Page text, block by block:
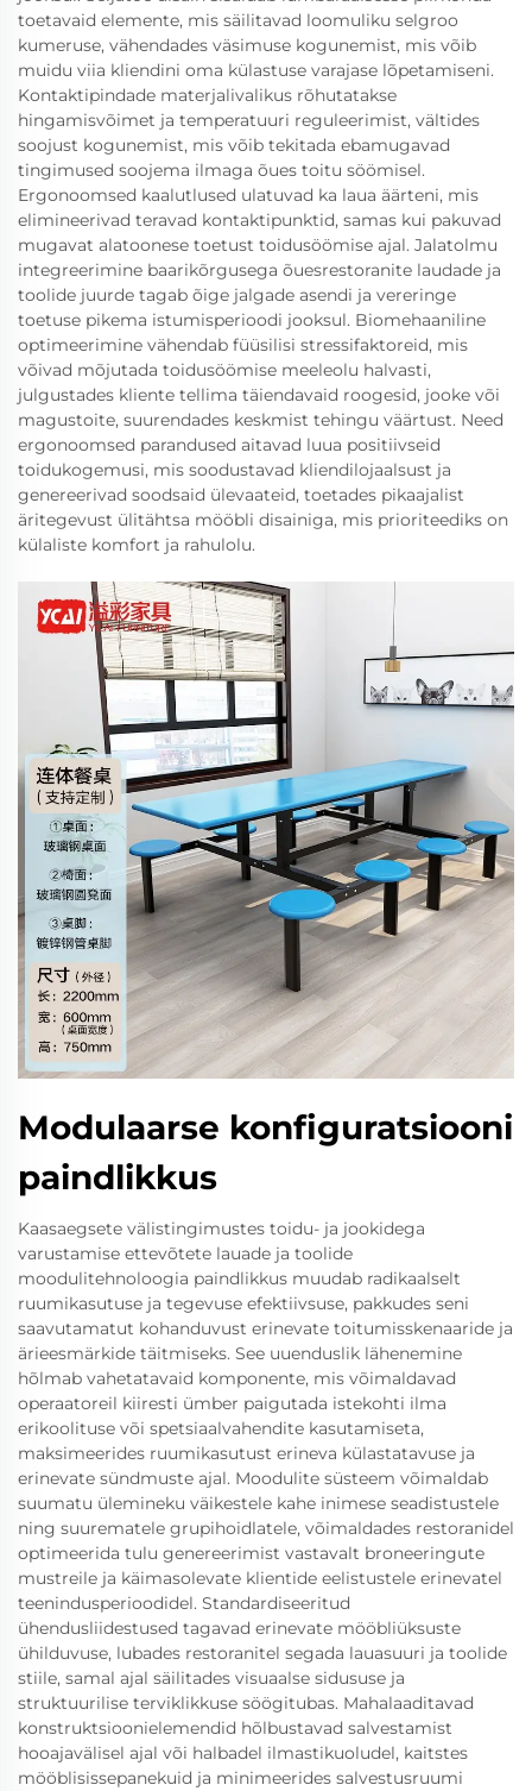
toetavaid elemente, mis säilitavad loomuliku selgroo
kumeruse, vähendades väsimuse kogunemist, mis võib
muidu viia kliendini oma külastuse varajase lõpetamiseni.
Kontaktipindade materjalivalikus rõhutatakse
hingamisvõimet ja temperatuuri reguleerimist, vältides
soojust kogunemist, mis võib tekitada ebamugavad
tingimused soojema ilmaga õues toitu söömisel.
Ergonoomsed kaalutlused ulatuvad ka laua äärteni, mis
elimineerivad teravad kontaktipunktid, samas kui pakuvad
mugavat alatoonese toetust toidusöömise ajal. Jalatolmu
integreerimine baarikõrgusega õuesrestoranite laudade ja
toolide juurde tagab õige jalgade asendi ja vereringe
toetuse pikema istumisperioodi jooksul. Biomehaaniline
optimeerimine vähendab füüsilisi stressifaktoreid, mis
võivad mõjutada toidusöömise meeleolu halvasti,
julgustades kliente tellima täiendavaid roogesid, jooke või
magustoite, suurendades keskmist tehingu väärtust. Need
ergonoomsed parandused aitavad luua positiivseid
toidukogemusi, mis soodustavad kliendilojaalsust ja
genereerivad soodsaid ülevaateid, toetades pikaajalist
äritegevust ülitähtsa mööbli disainiga, mis prioriteediks on
külaliste komfort ja rahulolu.
Modulaarse konfiguratsiooni
paindlikkus
Kaasaegsete välistingimustes toidu- ja jookidega
varustamise ettevõtete lauade ja toolide
moodulitehnoloogia paindlikkus muudab radikaalselt
ruumikasutuse ja tegevuse efektiivsuse, pakkudes seni
saavutamatut kohanduvust erinevate toitumisskenaaride ja
ärieesmärkide täitmiseks. See uuenduslik lähenemine
hõlmab vahetatavaid komponente, mis võimaldavad
operaatoreil kiiresti ümber paigutada istekohti ilma
erikoolituse või spetsiaalvahendite kasutamiseta,
maksimeerides ruumikasutust erineva külastatavuse ja
erinevate sündmuste ajal. Moodulite süsteem võimaldab
suumatu ülemineku väikestele kahe inimese seadistustele
ning suurematele grupihoidlatele, võimaldades restoranidel
optimeerida tulu genereerimist vastavalt broneeringute
mustreile ja käimasolevate klientide eelistustele erinevatel
teenindusperioodidel. Standardiseeritud
ühendusliidestused tagavad erinevate mööbliüksuste
ühilduvuse, lubades restoranitel segada lauasuuri ja toolide
stiile, samal ajal säilitades visuaalse sidususe ja
struktuurilise terviklikkuse söögitubas. Mahalaaditavad
konstruktsioonielemendid hõlbustavad salvestamist
hooajavälisel ajal või halbadel ilmastikuoludel, kaitstes
mööblisissepanekuid ja minimeerides salvestusruumi